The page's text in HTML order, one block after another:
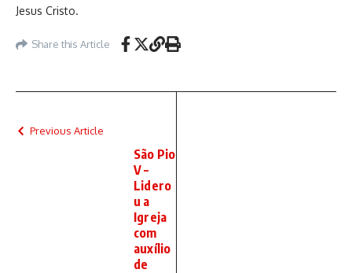
Jesus Cristo.
Share this Article
Previous Article
São Pio
V –
Lidero
u a
Igreja
com
auxílio
de